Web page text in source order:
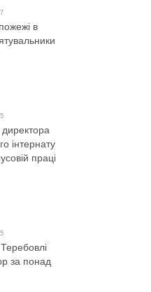
в
інтернату
праці
за понад